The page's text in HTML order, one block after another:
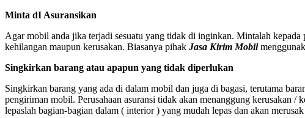
Minta dI Asuransikan
Agar mobil anda jika terjadi sesuatu yang tidak di inginkan. Mintalah
kehilangan maupun kerusakan. Biasanya pihak Jasa Kirim Mobil
Singkirkan barang atau apapun yang tidak diperlukan
Singkirkan barang yang ada di dalam mobil dan juga di bagasi, terutama
pengiriman mobil. Perusahaan asuransi tidak akan menanggung kerusakan
lepaslah bagian-bagian dalam ( interior ) yang mudah lepas dan akan